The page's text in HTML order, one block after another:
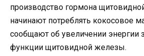
производство гормона
начинают потреблять кокосовое
сообщают об увеличении энергии
функции щитовидной железы.